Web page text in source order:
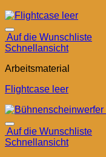
Auf die Wunschliste
Schnellansicht
Arbeitsmaterial
Flightcase leer
Auf die Wunschliste
Schnellansicht